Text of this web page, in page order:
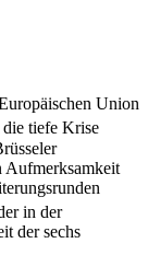
Union
tiefe Krise
Aufmerksamkeit
in der
der sechs